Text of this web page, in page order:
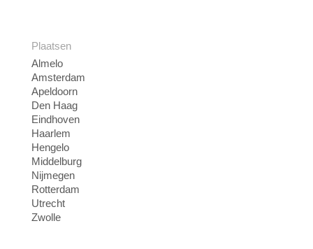
Plaatsen
Almelo
Amsterdam
Apeldoorn
Den Haag
Eindhoven
Haarlem
Hengelo
Middelburg
Nijmegen
Rotterdam
Utrecht
Zwolle